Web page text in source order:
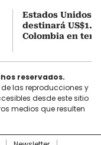
Estados Unidos
destinará
Colombia en
reservados.
de las reproducciones y
desde este sitio
medios que resulten